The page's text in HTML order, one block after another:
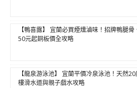
【鴨喜露】 宜蘭必買煙燻滷味！招牌鴨腿
50元起銅板價全攻略
【龍泉游泳池】 宜蘭平價冷泉泳池！天然
樓滑水道與親子戲水攻略